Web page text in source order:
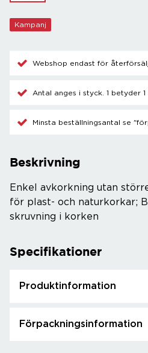
Kampanj
Webshop endast för
Antal anges i styck. 1 betyder 1
Minsta beställningsantal se
Beskrivning
Enkel avkorkning utan
för plast- och naturkorkar;
skruvning i korken
Specifikationer
Produktinformation
Förpackningsinformation